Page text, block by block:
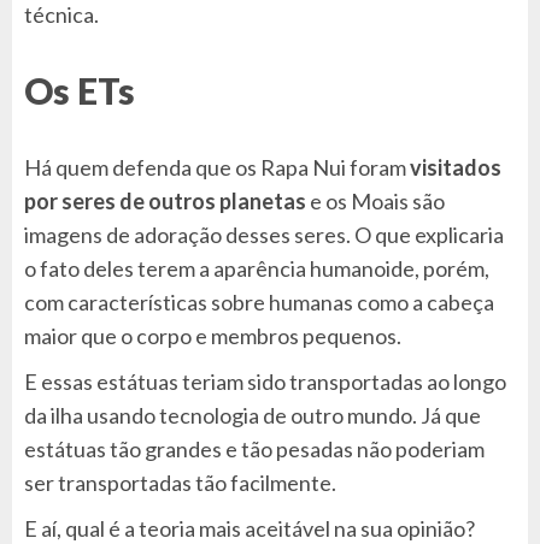
técnica.
Os ETs
Há quem defenda que os Rapa Nui foramvisitados
por seres de outros planetas e os Moais são
imagens de adoração desses seres. O que explicaria
o fato deles terem a aparência humanoide, porém,
com características sobre humanas como a cabeça
maior que o corpo e membros pequenos.
E essas estátuas teriam sido transportadas ao longo
da ilha usando tecnologia de outro mundo. Já que
estátuas tão grandes e tão pesadas não poderiam
ser transportadas tão facilmente.
E aí, qual é a teoria mais aceitável na sua opinião?